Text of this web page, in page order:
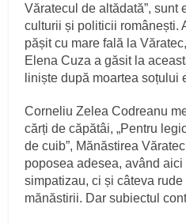
Văratecul de altădată”, sunt
culturii și politicii românești.
pășit cu mare fală la
Elena Cuza a găsit la
liniște după moartea soțului
Corneliu Zelea Codreanu
cărți de căpătâi, „Pentru
de cuib”, Mănăstirea
poposea adesea, având aici
simpatizau, ci și câteva
mănăstirii. Dar subiectul